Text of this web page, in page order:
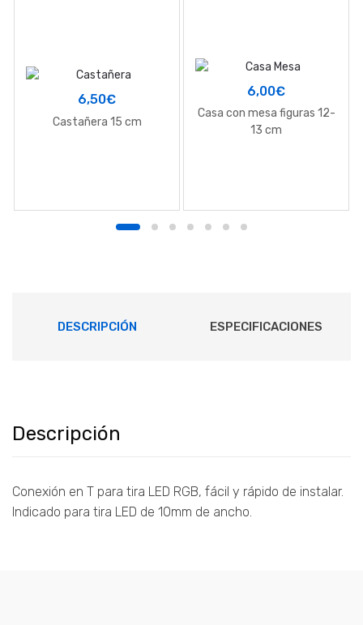
6,50€
Castañera 15 cm
6,00€
Casa con mesa figuras 12-
13 cm
DESCRIPCIÓN ESPECIFICACIONES
Descripción
Conexión en T para tira LED RGB, fácil y rápido de instalar.
Indicado para tira LED de 10mm de ancho.